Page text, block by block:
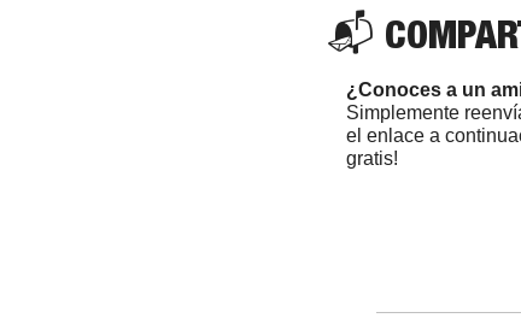
📬
¿Conoces a un
Simplemente
el enlace a
gratis!